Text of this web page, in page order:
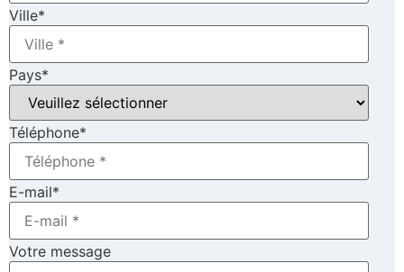
Ville*
Pays*
Téléphone*
E-mail*
Votre message